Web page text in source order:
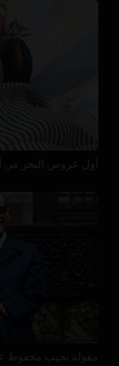
أول عروس البحر من
مقولة نجيب محفوظ